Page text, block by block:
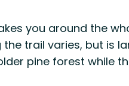
you around the
trail varies, but is
pine forest while